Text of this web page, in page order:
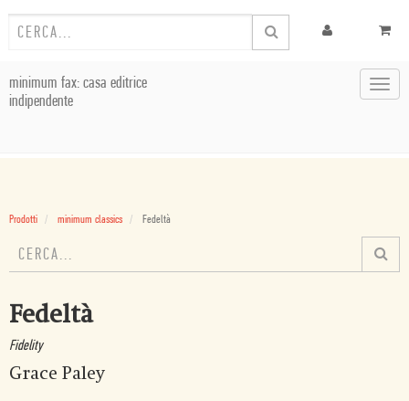
minimum fax: casa editrice
indipendente
Prodotti minimum classics Fedeltà
Fedeltà
Fidelity
Grace Paley